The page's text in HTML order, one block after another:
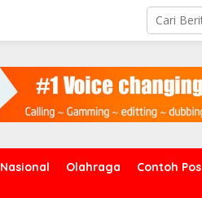
Nasional Olahraga Contoh Pos